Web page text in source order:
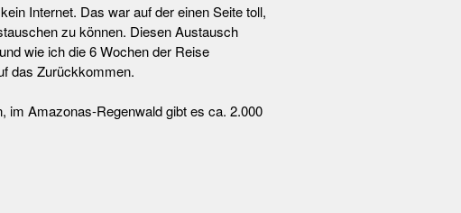
Internet. Das war auf der einen Seite toll,
zu können. Diesen Austausch
wie ich die 6 Wochen der Reise
das Zurückkommen.
im Amazonas-Regenwald gibt es ca. 2.000